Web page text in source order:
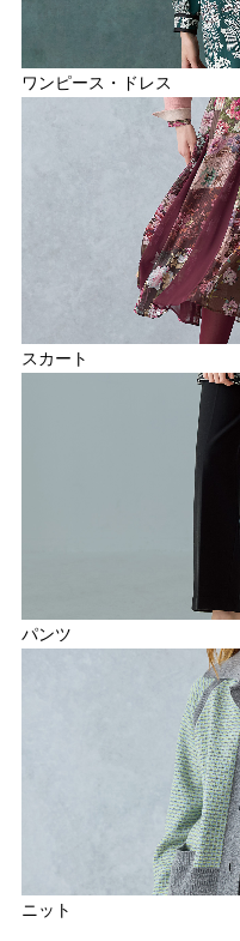
ワンピース・ドレス
スカート
パンツ
ニット